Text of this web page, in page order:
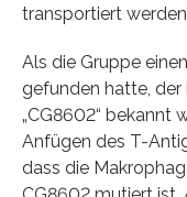
transportiert
Als die Gruppe
gefunden hatte,
„CG8602“ bekannt
Anfügen des T-
dass die